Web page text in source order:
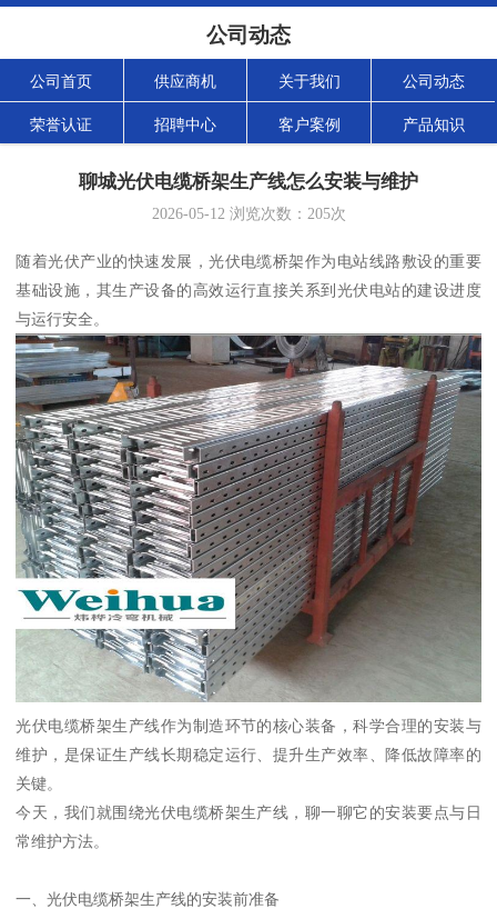
公司动态
公司首页 供应商机 关于我们 公司动态
荣誉认证 招聘中心 客户案例 产品知识
聊城光伏电缆桥架生产线怎么安装与维护
2026-05-12浏览次数： 205次
随着光伏产业的快速发展，光伏电缆桥架作为电站线路敷设的重要
基础设施，其生产设备的高效运行直接关系到光伏电站的建设进度
与运行安全。
光伏电缆桥架生产线作为制造环节的核心装备，科学合理的安装与
维护，是保证生产线长期稳定运行、提升生产效率、降低故障率的
关键。
今天，我们就围绕光伏电缆桥架生产线，聊一聊它的安装要点与日
常维护方法。
一、光伏电缆桥架生产线的安装前准备